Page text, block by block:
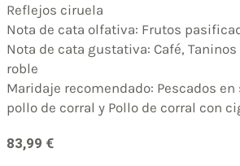
Reflejos ciruela
Nota de cata olfativa: Frutos
Nota de cata gustativa: Café,
roble
Maridaje recomendado: Pescados en
pollo de corral y Pollo de corral con
83,99 €